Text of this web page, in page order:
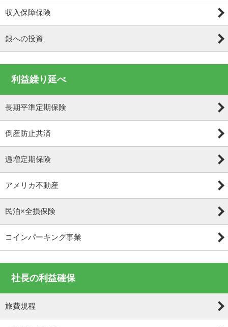
収入保障保険
銀への投資
利益繰り延べ
長期平準定期保険
倒産防止共済
逓増定期保険
アメリカ不動産
民泊×全損保険
コインパーキング事業
社長の利益確保
旅費規程